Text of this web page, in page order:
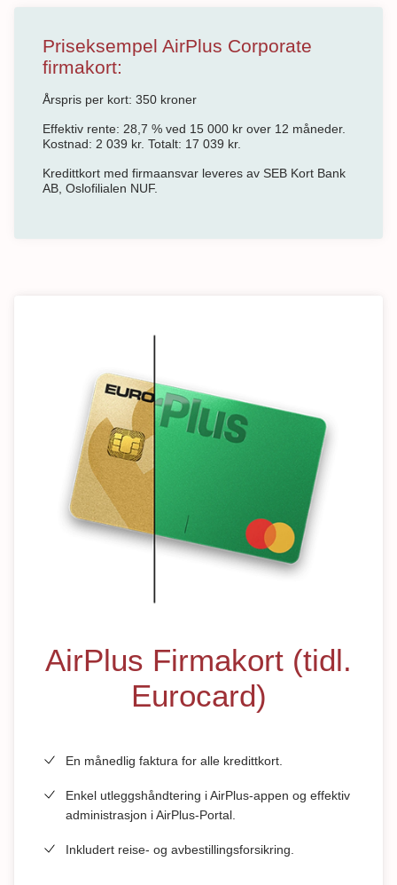
Priseksempel AirPlus Corporate
firmakort:
Årspris per kort: 350 kroner
Effektiv rente: 28,7 % ved 15 000 kr over 12 måneder.
Kostnad: 2 039 kr. Totalt: 17 039 kr.
Kredittkort med firmaansvar leveres av SEB Kort Bank
AB, Oslofilialen NUF.
AirPlus Firmakort (tidl.
Eurocard)
En månedlig faktura for alle kredittkort.
Enkel utleggshåndtering i AirPlus-appen og effektiv
administrasjon i AirPlus-Portal.
Inkludert reise- og avbestillingsforsikring.